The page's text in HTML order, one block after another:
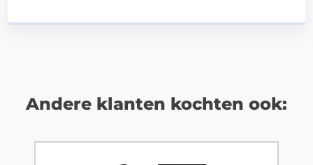
Andere klanten kochten ook: